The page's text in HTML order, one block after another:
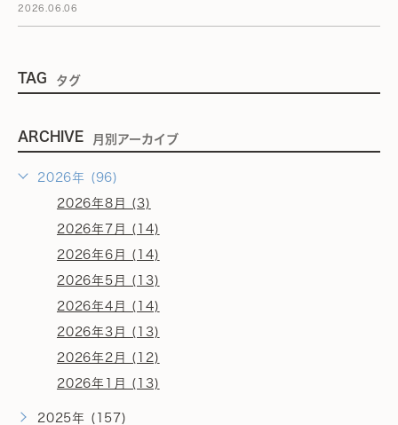
2026.06.06
TAG タグ
ARCHIVE 月別アーカイブ
2026年 (96)
2026年8月 (3)
2026年7月 (14)
2026年6月 (14)
2026年5月 (13)
2026年4月 (14)
2026年3月 (13)
2026年2月 (12)
2026年1月 (13)
2025年 (157)